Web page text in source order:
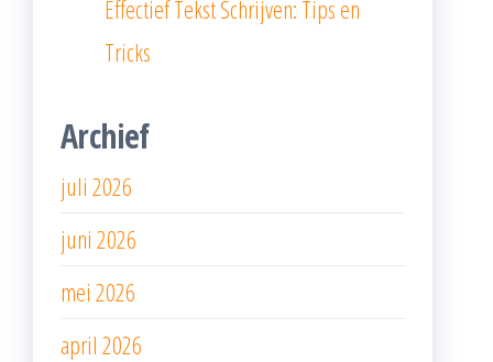
Effectief Tekst Schrijven: Tips en
Tricks
Archief
juli 2026
juni 2026
mei 2026
april 2026